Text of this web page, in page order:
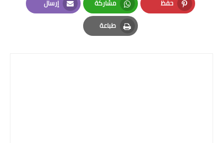
المرحلة الاعدادية
ملازم دراسية
حفظ
Pinterest
مشاركة
Whatsapp
إرسال
Email
طباعة
Print